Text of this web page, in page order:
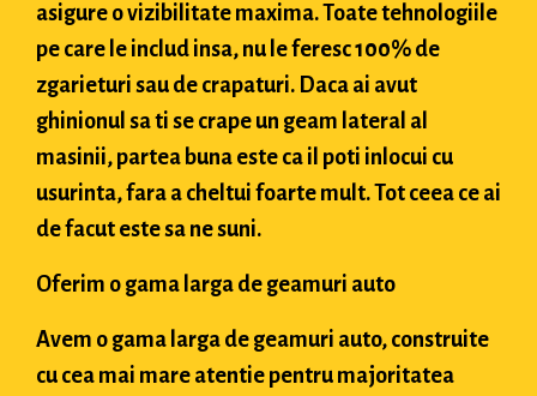
asigure o vizibilitate maxima. Toate tehnologiile
pe care le includ insa, nu le feresc 100% de
zgarieturi sau de crapaturi. Daca ai avut
ghinionul sa ti se crape un geam lateral al
masinii, partea buna este ca il poti inlocui cu
usurinta, fara a cheltui foarte mult. Tot ceea ce ai
de facut este sa ne suni.
Oferim o gama larga de geamuri auto
Avem o gama larga de geamuri auto, construite
cu cea mai mare atentie pentru majoritatea